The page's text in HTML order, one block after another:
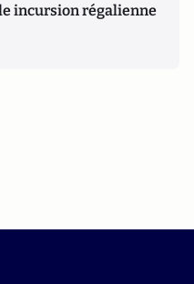
incursion régalienne